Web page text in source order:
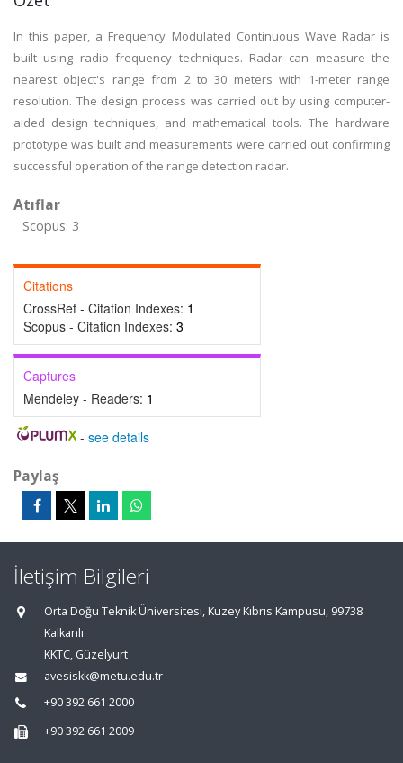
In this paper, a Frequency Modulated Continuous Wave Radar is
built using radio frequency techniques. Radar can measure the
nearest object's range from 2 to 30 meters with 1-meter range
resolution. The design process was carried out by using computer-
aided design techniques, and mathematical tools. The hardware
prototype was built and measurements were carried out confirming
successful operation of the range detection radar.
Atıflar
Scopus: 3
Citations
CrossRef - Citation Indexes: 1
Scopus - Citation Indexes: 3
Captures
Mendeley - Readers: 1
- see details
Paylaş
İletişim Bilgileri
Orta Doğu Teknik Üniversitesi, Kuzey Kıbrıs Kampusu, 99738
Kalkanlı
KKTC, Güzelyurt
avesiskk@metu.edu.tr
+90 392 661 2000
+90 392 661 2009